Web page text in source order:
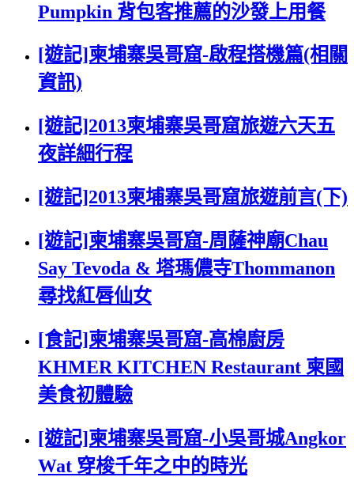
Pumpkin 背包客推薦的沙發上用餐
[遊記]柬埔寨吳哥窟-啟程搭機篇(相關
資訊)
[遊記]2013柬埔寨吳哥窟旅遊六天五
夜詳細行程
[遊記]2013柬埔寨吳哥窟旅遊前言(下)
[遊記]柬埔寨吳哥窟-周薩神廟Chau
Say Tevoda & 塔瑪儂寺Thommanon
尋找紅唇仙女
[食記]柬埔寨吳哥窟-高棉廚房
KHMER KITCHEN Restaurant 柬國
美食初體驗
[遊記]柬埔寨吳哥窟-小吳哥城Angkor
Wat 穿梭千年之中的時光